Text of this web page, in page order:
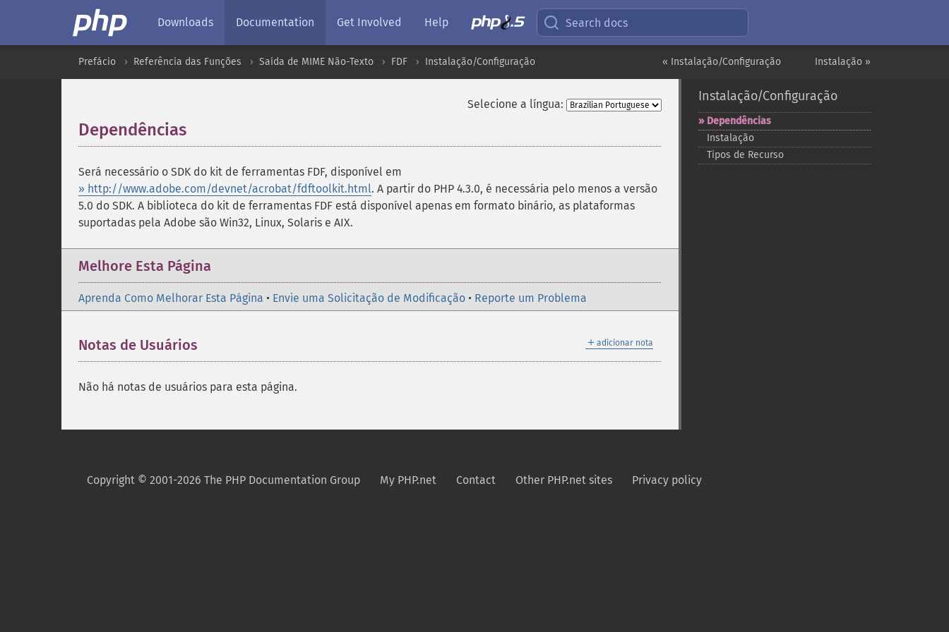
Downloads Documentation Get Involved Help Search docs
Instalação »
« Instalação/Configuração
Prefácio Referência das Funções Saída de MIME Não-Texto FDF Instalação/Configuração
Selecione a língua:
Dependências
Será necessário o SDK do kit de ferramentas FDF, disponível em
» http://www.adobe.com/devnet/acrobat/fdftoolkit.html. A partir do PHP 4.3.0, é necessária pelo menos a versão
5.0 do SDK. A biblioteca do kit de ferramentas FDF está disponível apenas em formato binário, as plataformas
suportadas pela Adobe são Win32, Linux, Solaris e AIX.
Melhore Esta Página
Aprenda Como Melhorar Esta Página • Envie uma Solicitação de Modificação • Reporte um Problema
＋ adicionar nota
Notas de Usuários
Não há notas de usuários para esta página.
Instalação/Configuração
Dependências
Instalação
Tipos de Recurso
Copyright © 2001-2026 The PHP Documentation Group My PHP.net Contact Other PHP.net sites Privacy policy